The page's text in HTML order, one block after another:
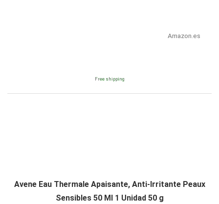
Amazon.es
Free shipping
Avene Eau Thermale Apaisante, Anti-Irritante Peaux
Sensibles 50 Ml 1 Unidad 50 g